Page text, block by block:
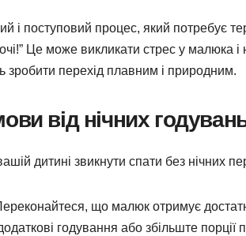
і поступовий процес, який потребує
Це може викликати стрес у малюка і
зробити перехід плавним і природним.
від нічних
дитині звикнути спати без нічних
що малюк отримує
годування або збільште